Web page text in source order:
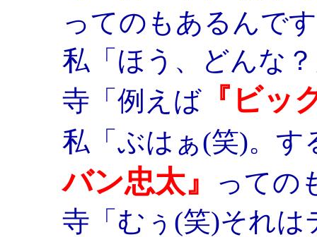
ってのもあるんで
私「ほう、どんな
寺「例えば 『ビッ
私「ぶはぁ(笑)。す
バン忠太』
っての
寺「むぅ(笑)それ